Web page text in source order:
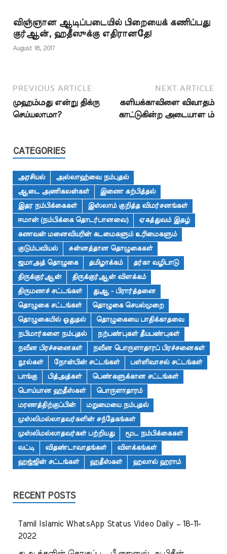
விஞ்ஞான ஆடிப்படையில் பிறையைக் கணிப்பது
குர்ஆன், ஹதீஸுக்கு எதிரானதே!
August 18, 2017
PREVIOUS ARTICLE
முஹம்மது என்று திக்ரு
செய்யலாமா?
NEXT ARTICLE
களியக்காவிளை விவாதம்
காட்டுகின்ற அடையாள ம்
CATEGORIES
அரசியல்
அல்லாஹ்வை நம்புதல்
ஆடை அணிகலன்கள்
இணை கற்பித்தல்
இதர நம்பிக்கைகள்
இஸ்லாம் குறித்த விமர்சனங்கள்
ஈமான் (நம்பிக்கை தொடர்பானவை)
ஏகத்துவம் இதழ்
கணவன் மனைவியரின் கடமைகளும் உரிமைகளும்
குடும்பவியல்
சுன்னத்தான தொழுகைகள்
ஜமாஅத் தொழுகை
தமிழாக்கம்
தர்கா வழிபாடு
திருக்குர்ஆன்
திருக்குர்ஆன் விளக்கம்
திருமணச் சட்டங்கள்
துஆ - பிரார்த்தனை
தொழுகை சட்டங்கள்
தொழுகை செயல்முறை
தொழுகையில் ஓதுதல்
தொழுகையை பாதிக்காதவை
நபிமார்களை நம்புதல்
நற்பண்புகள் தீயபண்புகள்
நவீன பிரச்சனைகள்
நவீன பொருளாதாரப் பிரச்சனைகள்
நூல்கள்
நோன்பின் சட்டங்கள்
பள்ளிவாசல் சட்டங்கள்
பாங்கு
பித்அத்கள்
பெண்களுக்கான சட்டங்கள்
பொய்யான ஹதீஸ்கள்
பொருளாதாரம்
மரணத்திற்குப்பின்
மறுமையை நம்புதல்
முஸ்லிமல்லாதவர்களின் சந்தேகங்கள்
முஸ்லிமல்லாதவர்கள் பற்றியது
மூட நம்பிக்கைகள்
வட்டி
விதண்டாவாதங்கள்
விளக்கங்கள்
ஹஜ்ஜின் சட்டங்கள்
ஹதீஸ்கள் ஹலால் ஹராம்
RECENT POSTS
Tamil Islamic WhatsApp Status Video Daily – 18-11-
2022